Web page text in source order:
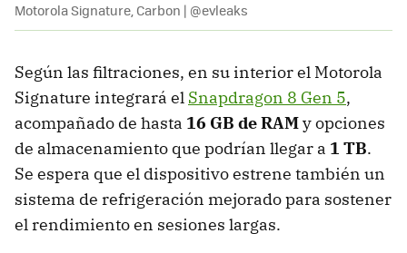
Motorola Signature, Carbon | @evleaks
Según las filtraciones, en su interior el Motorola
Signature integrará el Snapdragon 8 Gen 5,
acompañado de hasta 16 GB de RAMy opciones
de almacenamiento que podrían llegar a 1 TB.
Se espera que el dispositivo estrene también un
sistema de refrigeración mejorado para sostener
el rendimiento en sesiones largas.